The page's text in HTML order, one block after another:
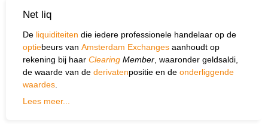
Net liq
De liquiditeiten die iedere professionele handelaar op de
optiebeurs van Amsterdam Exchanges aanhoudt op
rekening bij haar Clearing Member , waaronder geldsaldi,
de waarde van de derivatenpositie en de onderliggende
waardes
Lees meer...